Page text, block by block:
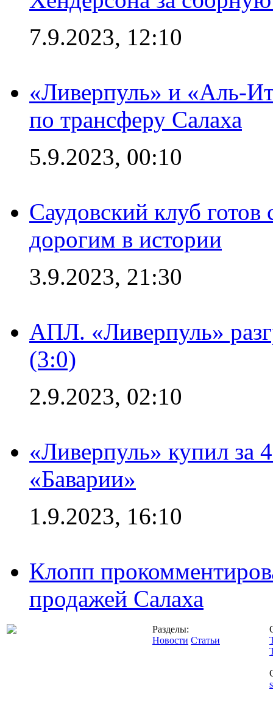
7.9.2023, 12:10
«Ливерпуль» и «Аль-
по трансферу Салаха
5.9.2023, 00:10
Саудовский клуб
дорогим в истории
3.9.2023, 21:30
АПЛ. «Ливерпуль»
(3:0)
2.9.2023, 02:10
«Ливерпуль» купил за
«Баварии»
1.9.2023, 16:10
Клопп
продажей Салаха
Разделы:
Новости Статьи